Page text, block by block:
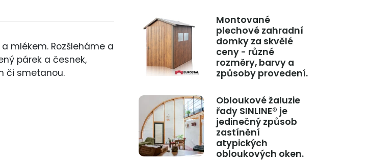
mlékem. Rozšleháme a
párek a česnek,
či smetanou.
Montované
plechové zahradní
domky za skvělé
ceny - různé
rozměry, barvy a
způsoby provedení.
Obloukové žaluzie
řady SINLINE® je
jedinečný způsob
zastínění
atypických
obloukových oken.